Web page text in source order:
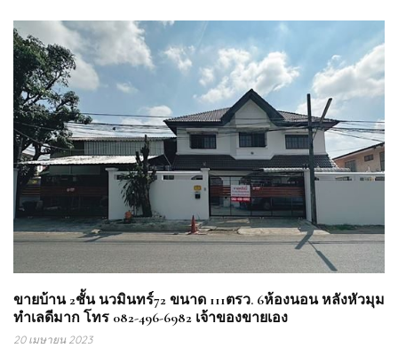
ขายบ้าน 2ชั้น นวมินทร์72 ขนาด 111ตรว. 6ห้องนอน หลังหัวมุม
ทำเลดีมาก โทร 082-496-6982 เจ้าของขายเอง
20 เมษายน 2023